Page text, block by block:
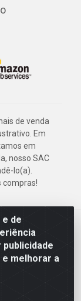
de
melhorar a
de venda
Em
em
nosso SAC
lo(a).
compras!
de Morais, 2471 -
24.150.377/0003-